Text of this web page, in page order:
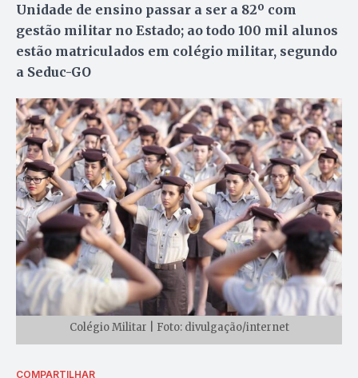
Unidade de ensino passar a ser a 82º com
gestão militar no Estado; ao todo 100 mil alunos
estão matriculados em colégio militar, segundo
a Seduc-GO
Colégio Militar | Foto: divulgação/internet
COMPARTILHAR